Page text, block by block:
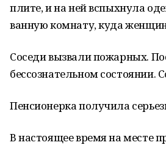
плите, и на ней вспыхнула
ванную комнату, куда
Соседи вызвали пожарных.
бессознательном
Пенсионерка получила
В настоящее время на месте